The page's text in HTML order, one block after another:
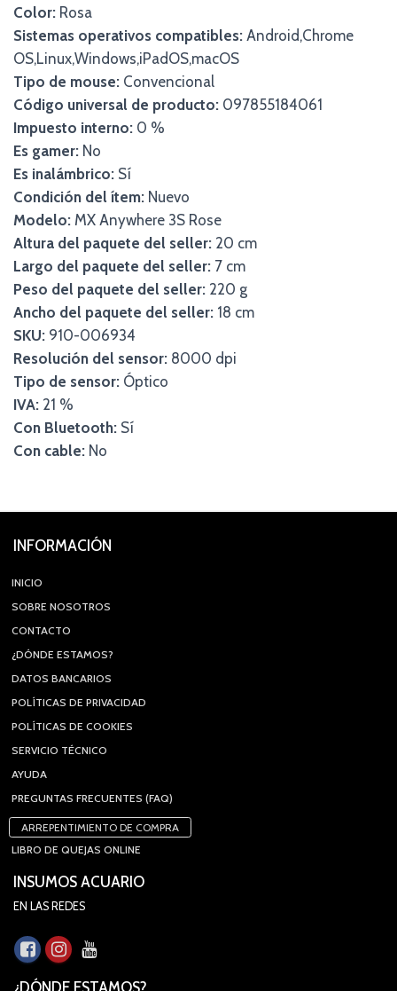
Color: Rosa
Sistemas operativos compatibles: Android,Chrome
OS,Linux,Windows,iPadOS,macOS
Tipo de mouse: Convencional
Código universal de producto: 097855184061
Impuesto interno: 0 %
Es gamer: No
Es inalámbrico: Sí
Condición del ítem: Nuevo
Modelo: MX Anywhere 3S Rose
Altura del paquete del seller: 20 cm
Largo del paquete del seller: 7 cm
Peso del paquete del seller: 220 g
Ancho del paquete del seller: 18 cm
SKU: 910-006934
Resolución del sensor: 8000 dpi
Tipo de sensor: Óptico
IVA: 21 %
Con Bluetooth: Sí
Con cable: No
INFORMACIÓN
INICIO
SOBRE NOSOTROS
CONTACTO
¿DÓNDE ESTAMOS?
DATOS BANCARIOS
POLÍTICAS DE PRIVACIDAD
POLÍTICAS DE COOKIES
SERVICIO TÉCNICO
AYUDA
PREGUNTAS FRECUENTES (FAQ)
ARREPENTIMIENTO DE COMPRA
LIBRO DE QUEJAS ONLINE
INSUMOS ACUARIO
EN LAS REDES